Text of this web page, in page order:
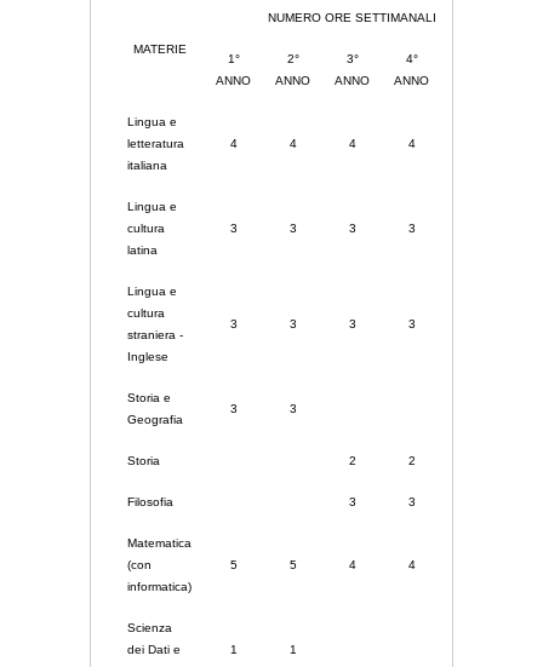
MATERIE
NUMERO ORE SETTIMANALI
1°
ANNO
2°
ANNO
3°
ANNO
4°
ANNO
Lingua e
letteratura
italiana
4 4 4 4
Lingua e
cultura
latina
3 3 3 3
Lingua e
cultura
straniera -
Inglese
3 3 3 3
Storia e
Geografia
3 3
Storia 2 2
Filosofia 3 3
Matematica
(con
informatica)
5 5 4 4
Scienza
dei Dati e
1 1